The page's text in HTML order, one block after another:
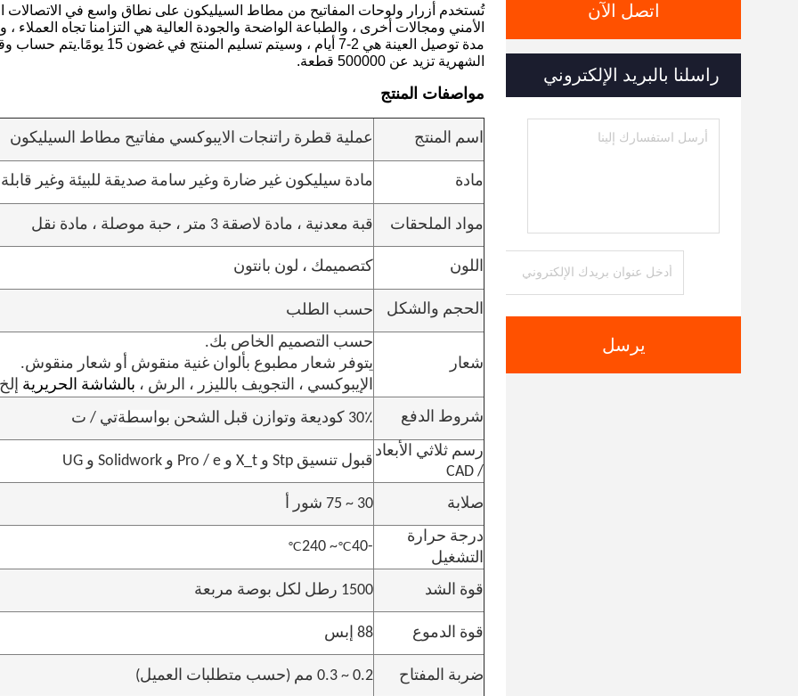
اتصل الآن
راسلنا بالبريد الإلكتروني
يرسل
تُستخدم أزرار ولوحات المفاتيح من مطاط السيليكون على نطاق واسع في الاتصالات
الأمني ​​ومجالات أخرى ، والطباعة الواضحة والجودة العالية هي التزامنا تجاه
مدة توصيل العينة هي 2-7 أيام ،
الشهرية تزيد عن 500000 قطعة.
مواصفات المنتج
اسم المنتج عملية قطرة راتنجات الايبوكسي مفاتيح مطاط السيليكون
مادة مادة سيليكون غير ضارة وغير سامة صديقة للبيئة وغير قابلة
مواد الملحقات قبة معدنية ، مادة لاصقة 3 متر ، حبة موصلة ، مادة نقل
اللون كتصميمك ، لون بانتون
الحجم والشكل حسب الطلب
شعار
حسب التصميم الخاص بك.
يتوفر شعار مطبوع بألوان غنية منقوش أو شعار منقوش.
الإيبوكسي ، التجويف بالليزر ، الرش ، بالشاشة الحريرية
شروط الدفع
30٪ كوديعة وتوازن قبل الشحن بواسطةتي / ت
رسم ثلاثي الأبعاد
/ CAD
قبول تنسيق Stp و X_t و Pro / e و Solidwork و UG
صلابة
30 ~ 75 شور أ
درجة حرارة
التشغيل
-40
℃
~ 240
℃
قوة الشد 1500 رطل لكل بوصة مربعة
قوة الدموع 88 إبس
ضربة المفتاح 0.2 ~ 0.3 مم (حسب متطلبات العميل)